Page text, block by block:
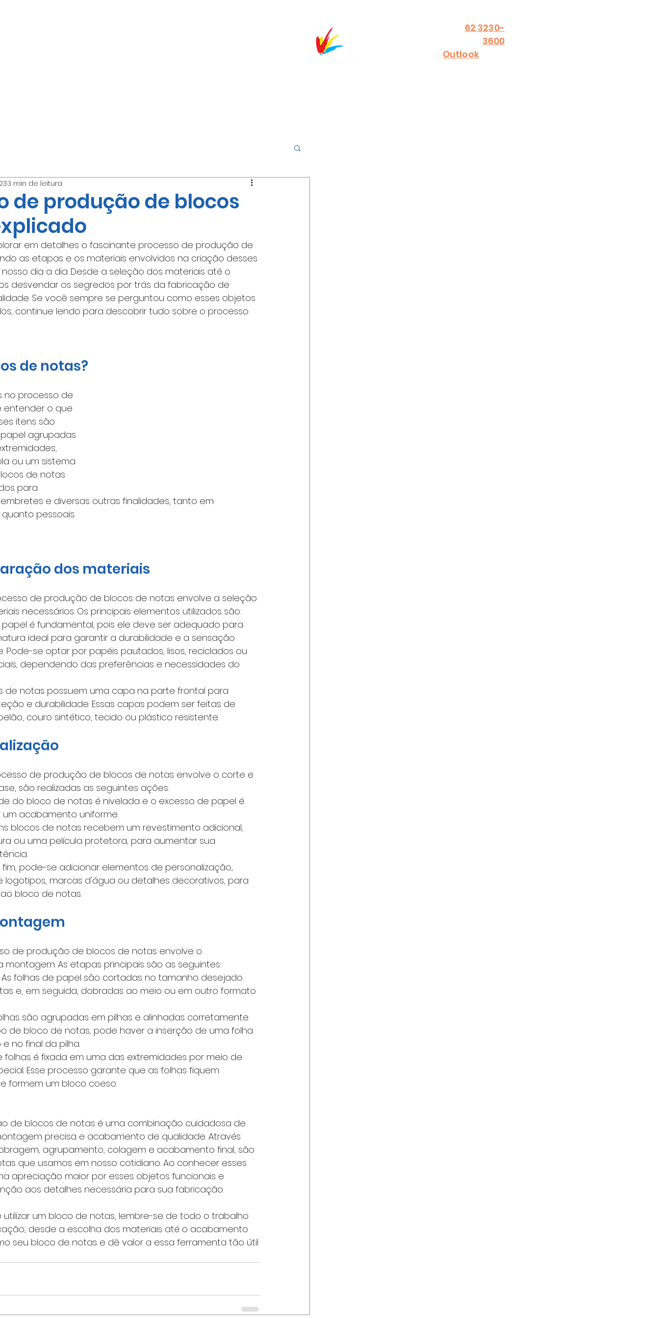
62 3230-
3600
Outlook
de produção de blocos
3 min de leitura
em detalhes o fascinante processo de produção de
as etapas e os materiais envolvidos na criação desses
dia a dia. Desde a seleção dos materiais até o
desvendar os segredos por trás da fabricação de
Se você sempre se perguntou como esses objetos
continue lendo para descobrir tudo sobre o processo
de notas?
no processo de
entender o que
itens são
agrupadas
ou um sistema
de notas
para
e diversas outras finalidades, tanto em
pessoais.
dos materiais
de produção de blocos de notas envolve a seleção
necessários. Os principais elementos utilizados são:
é fundamental, pois ele deve ser adequado para
ideal para garantir a durabilidade e a sensação
Pode-se optar por papéis pautados, lisos, reciclados ou
dependendo das preferências e necessidades do
de notas possuem uma capa na parte frontal para
e durabilidade. Essas capas podem ser feitas de
couro sintético, tecido ou plástico resistente.
de produção de blocos de notas envolve o corte e
são realizadas as seguintes ações:
do bloco de notas é nivelada e o excesso de papel é
acabamento uniforme.
blocos de notas recebem um revestimento adicional,
ou uma película protetora, para aumentar sua
fim, pode-se adicionar elementos de personalização,
logotipos, marcas d'água ou detalhes decorativos, para
bloco de notas.
de produção de blocos de notas envolve o
As etapas principais são as seguintes:
As folhas de papel são cortadas no tamanho desejado
e, em seguida, dobradas ao meio ou em outro formato
são agrupadas em pilhas e alinhadas corretamente.
de bloco de notas, pode haver a inserção de uma folha
no final da pilha.
folhas é fixada em uma das extremidades por meio de
Esse processo garante que as folhas fiquem
formem um bloco coeso.
de blocos de notas é uma combinação cuidadosa de
precisa e acabamento de qualidade. Através
agrupamento, colagem e acabamento final, são
que usamos em nosso cotidiano. Ao conhecer esses
apreciação maior por esses objetos funcionais e
aos detalhes necessária para sua fabricação.
utilizar um bloco de notas, lembre-se de todo o trabalho
desde a escolha dos materiais até o acabamento
seu bloco de notas e dê valor a essa ferramenta tão útil